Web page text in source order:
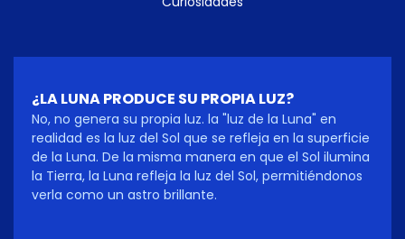
¿LA LUNA PRODUCE SU PROPIA LUZ?
No, no genera su propia luz. la "luz de la Luna" en
realidad es la luz del Sol que se refleja en la superficie
de la Luna. De la misma manera en que el Sol ilumina
la Tierra, la Luna refleja la luz del Sol, permitiéndonos
verla como un astro brillante.